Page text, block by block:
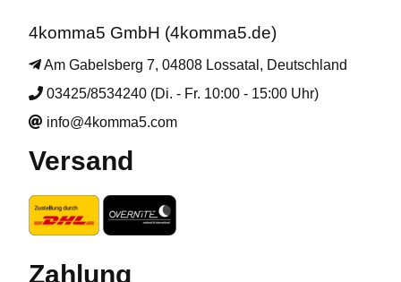
4komma5 GmbH (4komma5.de)
Am Gabelsberg 7, 04808 Lossatal, Deutschland
03425/8534240 (Di. - Fr. 10:00 - 15:00 Uhr)
info@4komma5.com
Versand
Zahlung